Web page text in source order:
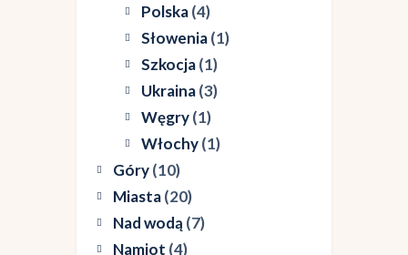
Polska(4)
Słowenia(1)
Szkocja(1)
Ukraina(3)
Węgry(1)
Włochy(1)
Góry(10)
Miasta(20)
Nad wodą (7)
Namiot (4)